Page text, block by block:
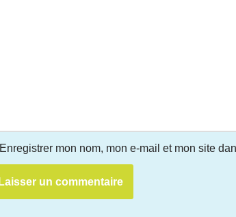
Enregistrer mon nom, mon e-mail et mon site